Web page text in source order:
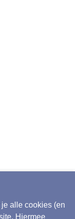
alle cookies (en
Hiermee